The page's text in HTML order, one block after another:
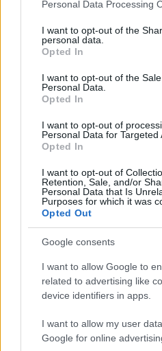
not limited to your visit or usage
grant or deny consent to
use your data for below
consent section.
Personal Data Processing
I want to opt-out of the
personal data.
Opted In
I want to opt-out of the
Personal Data.
Opted In
I want to opt-out of
Personal Data for Targeted
Opted In
I want to opt-out of
Retention, Sale, and/or
Personal Data that Is
Purposes for which it was
Opted Out
Google consents
I want to allow Google to
related to advertising like
device identifiers in apps.
I want to allow my user
Google for online
regényében, az
munkatáborba küldtek.
könyvvel azonban nem
"Egyszerűen csak azt
ami édesanyámmal is
édesanyját öt évre
legjelentősebb alkotói
Az elmúlt két
kötetet publikált,
irodalmi elismerésben
Irodalom Szépirodalom